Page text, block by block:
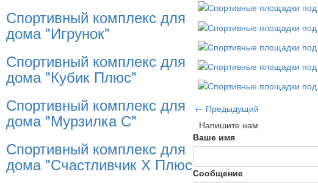
Спортивный комплекс для
дома "Игрунок"
Спортивный комплекс для
дома "Кубик Плюс"
Спортивный комплекс для
дома "Мурзилка С"
Спортивный комплекс для
дома "Счастливчик Х Плюс"
← Предыдущий
Напишите нам
Ваше имя
Сообщение